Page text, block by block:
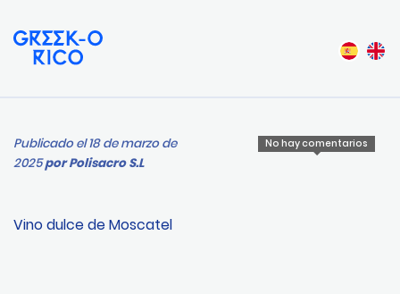
No hay comentarios
Publicado el 18 de marzo de
2025porPolisacro S.L
Vino dulce de Moscatel